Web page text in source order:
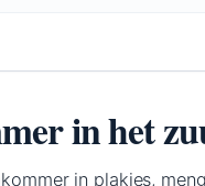
in het
in plakjes,